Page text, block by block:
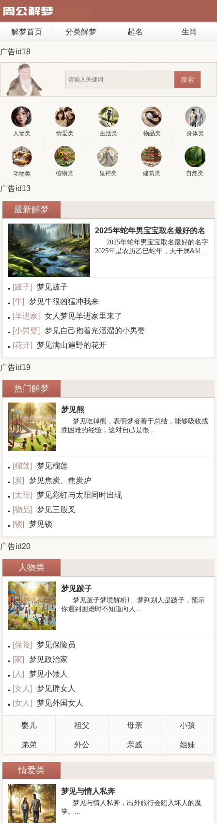
解梦首页 分类解梦 起名 生肖
广告id18
人物类 情爱类 生活类 物品类 身体类
动物类 植物类 鬼神类 建筑类 自然类
广告id13
最新解梦
2025年蛇年男宝宝取名最好的名
2025年蛇年男宝宝取名最好的名字
2025年是农历乙巳蛇年，天干属&ld...
[跛子]
梦见跛子
[牛]
梦见牛很凶猛冲我来
[羊进家]
女人梦见羊进家里来了
[小男婴]
梦见自己抱着光溜溜的小男婴
[花开] 梦见满山遍野的花开
广告id19
热门解梦
梦见熊
梦见吃掉熊，表明梦者善于总结，能够吸收战
胜困难的经验，这对自己是很...
[榴莲]
梦见榴莲
[炭]
梦见焦炭、焦炭炉
[太阳]
梦见彩虹与太阳同时出现
[物品]
梦见三股叉
[锁] 梦见锁
广告id20
人物类
梦见跛子
梦见跛子梦境解析1、梦到别人是跛子，预示
你遇到困难时不知道向人...
[保险]
梦见保险员
[家]
梦见政治家
[人 ]
梦见小矮人
[女人 ]
梦见胖女人
[女人 ] 梦见外国女人
婴儿 祖父 母亲 小孩
弟弟 外公 亲戚 姐妹
情爱类
梦见与情人私奔
梦见与情人私奔，出外旅行会陷入坏人的魔
掌。...